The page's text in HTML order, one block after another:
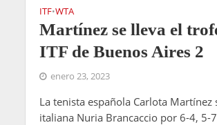
ITF•WTA
Martínez se lleva el
ITF de Buenos Aires 2
enero 23, 2023
La tenista española Carlota Martínez
italiana Nuria Brancaccio por 6-4, 5-